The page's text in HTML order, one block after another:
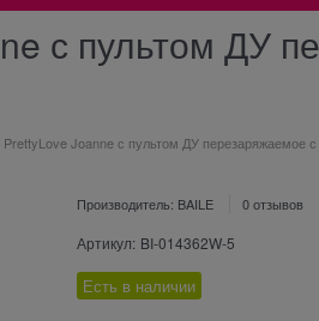
с пультом ДУ
PrettyLove Joanne с пультом ДУ перезаряжаемое
Производитель: BAILE 0 отзывов
Артикул: BI-014362W-5
Есть в наличии